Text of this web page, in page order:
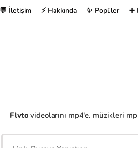
💬 İletişim ⚡ Hakkında ✨ Popüler ➕
Flvto videolarını mp4'e, müzikleri